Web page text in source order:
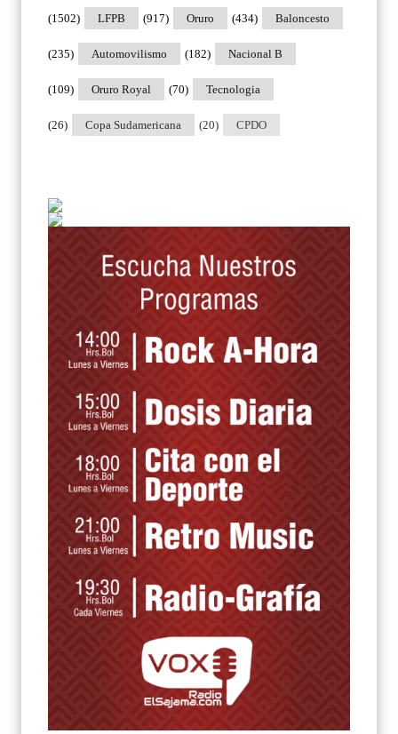
LFPB
(1502) Oruro
(917) Baloncesto
(434)
Automovilismo
(235) Nacional B
(182)
Oruro Royal
(109) Tecnologia
(70)
Copa Sudamericana
(26) CPDO
(20)